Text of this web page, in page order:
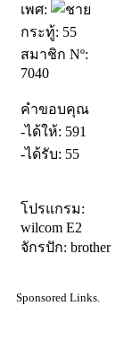
เพศ:
กระทู้: 55
สมาชิก Nº:
7040
คำขอบคุณ
-ได้ให้: 591
-ได้รับ: 55
โปรแกรม:
wilcom E2
จักรปัก: brother
Sponsored Links.